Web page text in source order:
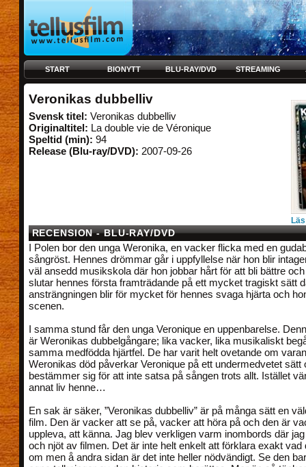
START BIONYTT BLU-RAY/DVD STREAMING
Veronikas dubbelliv
Svensk titel: Veronikas dubbelliv
Originaltitel: La double vie de Véronique
Speltid (min): 94
Release (Blu-ray/DVD): 2007-09-26
RECENSION - BLU-RAY/DVD
I Polen bor den unga Weronika, en vacker flicka med en
sångröst. Hennes drömmar går i uppfyllelse när hon blir
väl ansedd musikskola där hon jobbar hårt för att bli bättre
slutar hennes första framträdande på ett mycket tragiskt sätt
ansträngningen blir för mycket för hennes svaga hjärta och
scenen.
I samma stund får den unga Veronique en uppenbarelse.
är Weronikas dubbelgångare; lika vacker, lika musikaliskt
samma medfödda hjärtfel. De har varit helt ovetande om
Weronikas död påverkar Veronique på ett undermedvetet sätt
bestämmer sig för att inte satsa på sången trots allt. Istället
annat liv henne…
En sak är säker, ”Veronikas dubbelliv” är på många sätt en
film. Den är vacker att se på, vacker att höra på och den är
uppleva, att känna. Jag blev verkligen varm inombords där
och njöt av filmen. Det är inte helt enkelt att förklara exakt vad
om men å andra sidan är det inte heller nödvändigt. Se den